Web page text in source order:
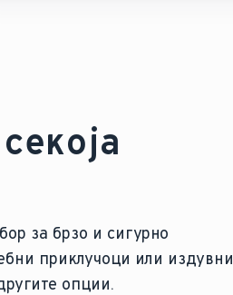
за брзо и сигурно
приклучоци или издувни
опции.